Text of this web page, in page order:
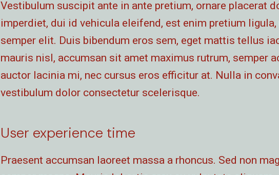
Vestibulum suscipit ante in ante pretium, ornare placerat
imperdiet, dui id vehicula eleifend, est enim pretium ligula,
semper elit. Duis bibendum eros sem, eget mattis tellus
mauris nisl, accumsan sit amet maximus rutrum, semper
auctor lacinia mi, nec cursus eros efficitur at. Nulla in
vestibulum dolor consectetur scelerisque.
User experience time
Praesent accumsan laoreet massa a rhoncus. Sed non